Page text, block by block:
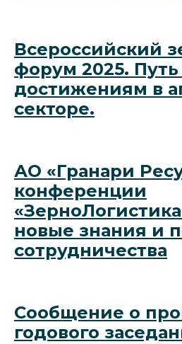
Всероссийский
форум 2025.
достижениям в
секторе.
АО «Гранари
конференции
новые знания и
сотрудничества
Сообщение о
годового